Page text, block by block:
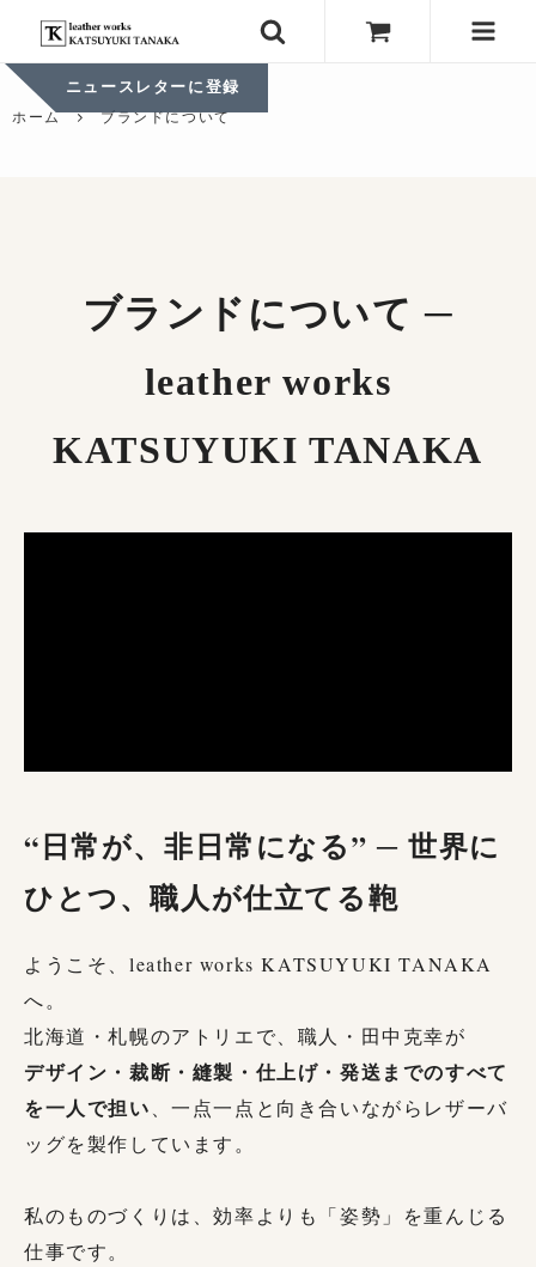
ニュースレターに登録
ホーム ブランドについて
ブランドについて ─
leather works
KATSUYUKI TANAKA
“日常が、非日常になる” ─ 世界に
ひとつ、職人が仕立てる鞄
ようこそ、leather works KATSUYUKI TANAKA
へ。
北海道・札幌のアトリエで、職人・田中克幸が
デザイン・裁断・縫製・仕上げ・発送までのすべて
を一人で担い、一点一点と向き合いながらレザーバ
ッグを製作しています。
私のものづくりは、効率よりも「姿勢」を重んじる
仕事です。